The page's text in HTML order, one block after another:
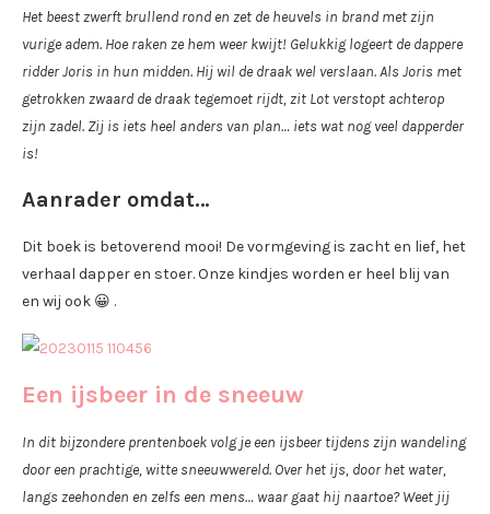
Het beest zwerft brullend rond en zet de heuvels in brand met zijn
vurige adem. Hoe raken ze hem weer kwijt! Gelukkig logeert de dappere
ridder Joris in hun midden. Hij wil de draak wel verslaan. Als Joris met
getrokken zwaard de draak tegemoet rijdt, zit Lot verstopt achterop
zijn zadel. Zij is iets heel anders van plan… iets wat nog veel dapperder
is!
Aanrader omdat…
Dit boek is betoverend mooi! De vormgeving is zacht en lief, het
verhaal dapper en stoer. Onze kindjes worden er heel blij van
en wij ook 😀 .
Een ijsbeer in de sneeuw
In dit bijzondere prentenboek volg je een ijsbeer tijdens zijn wandeling
door een prachtige, witte sneeuwwereld. Over het ijs, door het water,
langs zeehonden en zelfs een mens… waar gaat hij naartoe? Weet jij